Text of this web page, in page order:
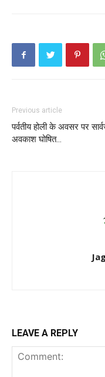
Previous article
पर्वतीय होली के अवसर पर
अवकाश घोषित…
LEAVE A REPLY